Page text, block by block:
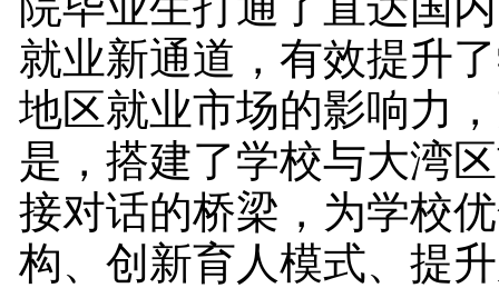
就业新通道，有效提升
地区就业市场的影响力
是，搭建了学校与大湾
接对话的桥梁，为学校
构、创新育人模式、提